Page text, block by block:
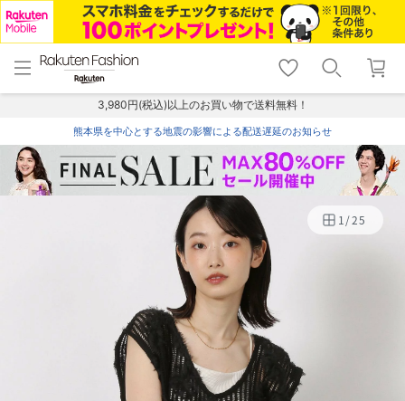
menu home
トップ
shopping_cart lock_outline
ログイン
3,980円(税込)以上のお買い物で送料無料！
熊本県を中心とする地震の影響による配送遅延のお知らせ
1/25